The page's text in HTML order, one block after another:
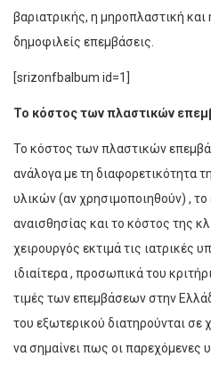
βαριατρικής, η μηροπλαστική και
δημοφιλείς επεμβάσεις.
[srizonfbalbum id=1]
Το κόστος των πλαστικών
Το κόστος των πλαστικών
ανάλογα με τη διαφορετικότητα
υλικών (αν χρησιμοποιηθούν) ,
αναισθησίας και το κόστος της
χειρουργός εκτιμά τις ιατρικές
ιδιαίτερα , προσωπικά του
τιμές των επεμβάσεων στην
του εξωτερικού διατηρούνται σε
να σημαίνει πως οι παρεχόμενες